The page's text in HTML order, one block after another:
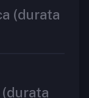
(durata